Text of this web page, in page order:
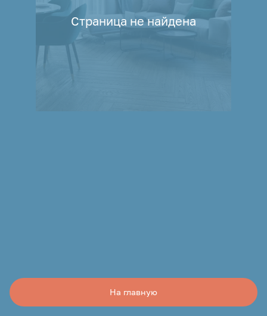
Страница не найдена
На главную